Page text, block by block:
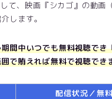
、映画『シカゴ』の動画
します。
間中いつでも無料視聴でき
で賄えれば無料で視聴でき
配信状況／無